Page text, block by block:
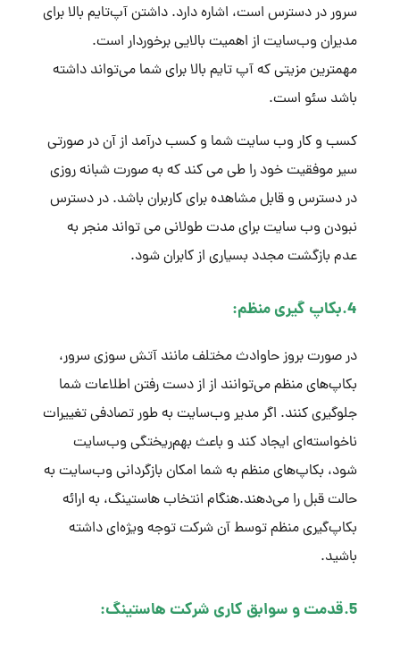
سرور در دسترس است، اشاره دارد. داشتن آپ‌تایم بالا برای
مدیران وب‌سایت از اهمیت بالایی برخوردار است.
مهمترین مزیتی که آپ تایم بالا برای شما می‌تواند داشته
باشد سئو است.
کسب و کار وب سایت شما و کسب درآمد از آن در صورتی
سیر موفقیت خود را طی می کند که به صورت شبانه روزی
در دسترس و قابل مشاهده برای کاربران باشد. در دسترس
نبودن وب سایت برای مدت طولانی می تواند منجر به
عدم بازگشت مجدد بسیاری از کابران شود.
4.بکاپ گیری منظم:
در صورت بروز حاوادث مختلف مانند آتش سوزی سرور،
بکاپ‌های منظم می‌توانند از از دست رفتن اطلاعات شما
جلوگیری کنند. اگر مدیر وب‌سایت به طور تصادفی تغییرات
ناخواسته‌ای ایجاد کند و باعث بهم‌ریختگی وب‌سایت
شود، بکاپ‌های منظم به شما امکان بازگردانی وب‌سایت به
حالت قبل را می‌دهند.هنگام انتخاب هاستینگ، به ارائه
بکاپ‌گیری منظم توسط آن شرکت توجه ویژه‌ای داشته
باشید.
5.قدمت و سوابق کاری شرکت هاستینگ: